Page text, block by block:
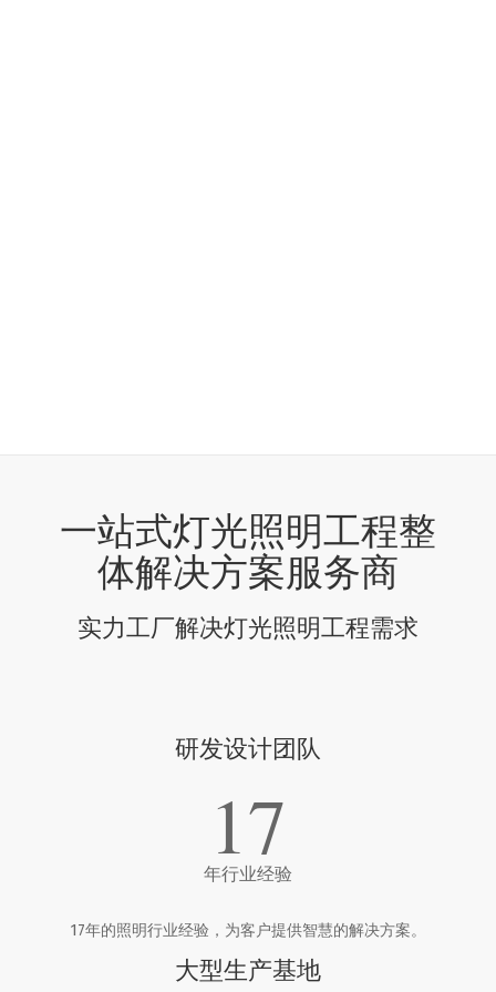
一站式灯光照明工程整
体解决方案服务商
实力工厂解决灯光照明工程需求
研发设计团队
17
年行业经验
17年的照明行业经验，为客户提供智慧的解决方案。
大型生产基地